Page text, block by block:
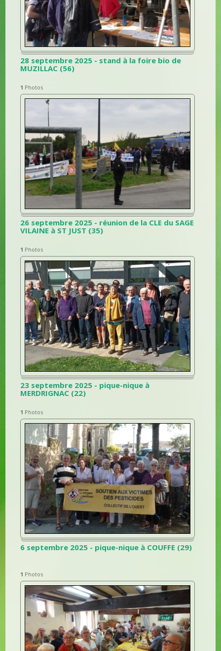
28 septembre 2025 - stand à la foire bio de
MUZILLAC (56)
1 Photos
26 septembre 2025 - réunion de la CLE du SAGE
VILAINE à ST JUST (35)
1 Photos
23 septembre 2025 - pique-nique à
MERDRIGNAC (22)
1 Photos
6 septembre 2025 - pique-nique à COUFFE (29)
1 Photos